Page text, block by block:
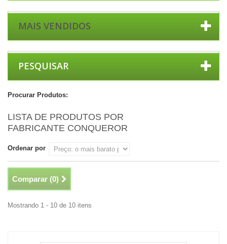
MAIS VENDIDOS
PESQUISAR
Procurar Produtos:
LISTA DE PRODUTOS POR
FABRICANTE CONQUEROR
Ordenar por
Comparar (0)
Mostrando 1 - 10 de 10 itens